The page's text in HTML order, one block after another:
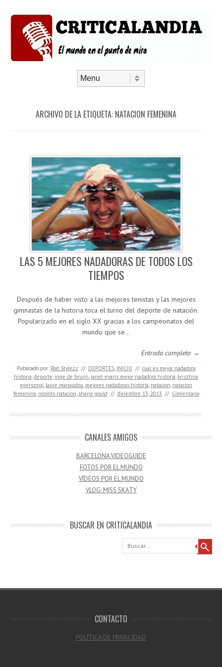
ARCHIVO DE LA ETIQUETA: NATACION FEMENINA
LAS 5 MEJORES NADADORAS DE TODOS LOS
TIEMPOS
Después de haber visto a las mejores tenistas y las mejores
gimnastas de la historia toca el turno del deporte de natación.
Popularizado en el siglo XX gracias a los campeonatos del
mundo que se…
Entrada completa →
Publicado por: Rod Stylezz // DEPORTES, INICIO // cual es mejor nadadora
historia,deporte, inge de bruijn, janet evans mejor nadadora historia, krisztina
egerszegi, laure manaudou, mejores nadadoras historia, natacion, natacion
femenina, records natacion, shane gould // diciembre 13, 2013 // Comentario
CANALES AMIGOS
BARCELONA VIDEOGUIDE
FOTOS POR EL MUNDO
VÍDEOS POR EL MUNDO
VLOG: MISS SKATY
BUSCAR EN CRITICALANDIA
Buscar
CONTACTO
POLÍTICA DE PRIVACIDAD